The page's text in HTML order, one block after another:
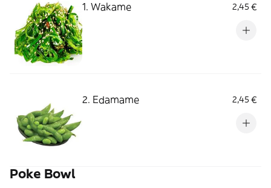
1. Wakame 2,45 €
2. Edamame 2,45 €
Poke Bowl